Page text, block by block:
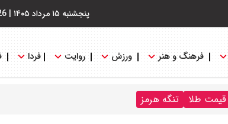
پنجشنبه ۱۵ مرداد ۱۴۰۵ |
فرهنگ و هنر ورزش روایت فردا
قیمت طلا تنگه هرمز